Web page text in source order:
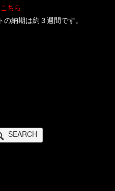
こちら
納期は約３週間です。
SEARCH